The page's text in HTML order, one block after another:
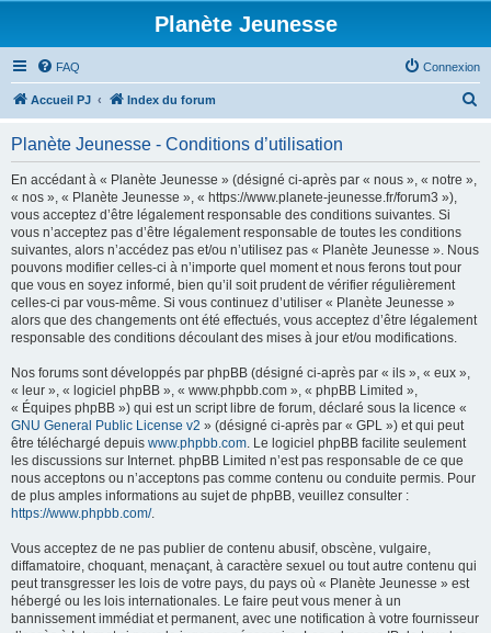
Planète Jeunesse
FAQ Connexion
Accueil PJ Index du forum
Planète Jeunesse - Conditions d’utilisation
En accédant à « Planète Jeunesse » (désigné ci-après par « nous », « notre »,
« nos », « Planète Jeunesse », « https://www.planete-jeunesse.fr/forum3 »),
vous acceptez d’être légalement responsable des conditions suivantes. Si
vous n’acceptez pas d’être légalement responsable de toutes les conditions
suivantes, alors n’accédez pas et/ou n’utilisez pas « Planète Jeunesse ». Nous
pouvons modifier celles-ci à n’importe quel moment et nous ferons tout pour
que vous en soyez informé, bien qu’il soit prudent de vérifier régulièrement
celles-ci par vous-même. Si vous continuez d’utiliser « Planète Jeunesse »
alors que des changements ont été effectués, vous acceptez d’être légalement
responsable des conditions découlant des mises à jour et/ou modifications.
Nos forums sont développés par phpBB (désigné ci-après par « ils », « eux »,
« leur », « logiciel phpBB », « www.phpbb.com », « phpBB Limited »,
« Équipes phpBB ») qui est un script libre de forum, déclaré sous la licence «
GNU General Public License v2 » (désigné ci-après par « GPL ») et qui peut
être téléchargé depuis www.phpbb.com. Le logiciel phpBB facilite seulement
les discussions sur Internet. phpBB Limited n’est pas responsable de ce que
nous acceptons ou n’acceptons pas comme contenu ou conduite permis. Pour
de plus amples informations au sujet de phpBB, veuillez consulter :
https://www.phpbb.com/.
Vous acceptez de ne pas publier de contenu abusif, obscène, vulgaire,
diffamatoire, choquant, menaçant, à caractère sexuel ou tout autre contenu qui
peut transgresser les lois de votre pays, du pays où « Planète Jeunesse » est
hébergé ou les lois internationales. Le faire peut vous mener à un
bannissement immédiat et permanent, avec une notification à votre fournisseur